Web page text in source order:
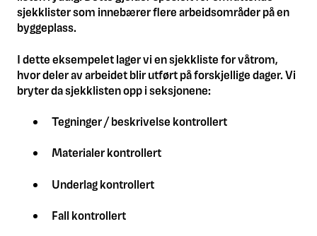
sjekklister som innebærer flere arbeidsområder på en
byggeplass.
I dette eksempelet lager vi en sjekkliste for våtrom,
hvor deler av arbeidet blir utført på forskjellige dager. Vi
bryter da sjekklisten opp i seksjonene:
Tegninger / beskrivelse kontrollert
Materialer kontrollert
Underlag kontrollert
Fall kontrollert